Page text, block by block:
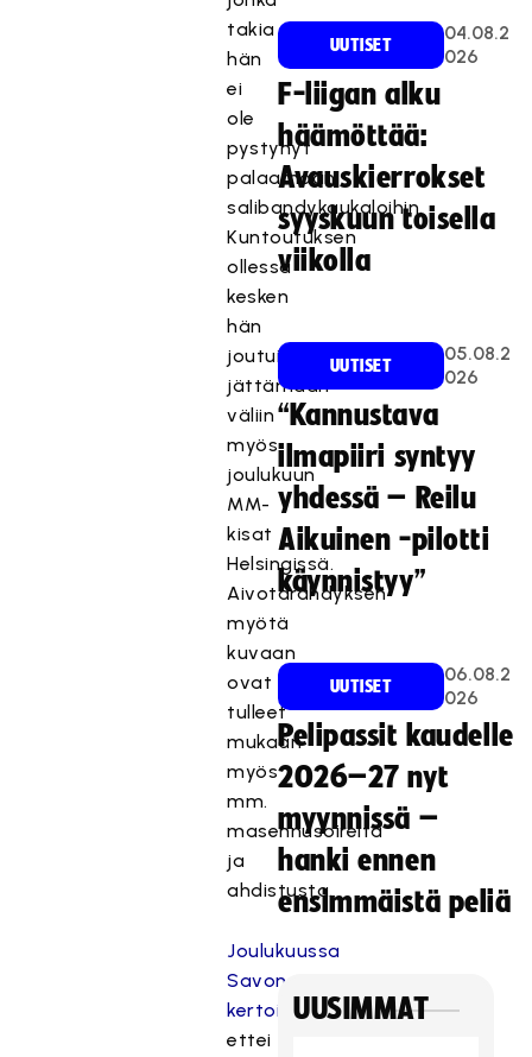
takia
hän
ei
ole
pystynyt
palaamaan
salibandykaukaloihin.
Kuntoutuksen
ollessa
kesken
hän
joutui
jättämään
väliin
myös
joulukuun
MM-
kisat
Helsingissä.
Aivotärähdyksen
myötä
kuvaan
ovat
tulleet
mukaan
myös
mm.
masennusoireita
ja
ahdistusta.
Joulukuussa
Savonen
kertoi
ettei
UUTISET
04.08.2
026
F-liigan alku
häämöttää:
Avauskierrokset
syyskuun toisella
viikolla
UUTISET
05.08.2
026
“Kannustava
ilmapiiri syntyy
yhdessä – Reilu
Aikuinen -pilotti
käynnistyy”
UUTISET
06.08.2
026
Pelipassit kaudelle
2026–27 nyt
myynnissä –
hanki ennen
ensimmäistä peliä
UUSIMMAT